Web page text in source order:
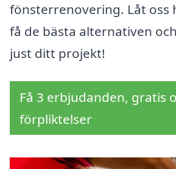
fönsterrenovering. Låt oss
få de bästa alternativen
just ditt projekt!
Få 3 erbjudanden, gratis
förpliktelser